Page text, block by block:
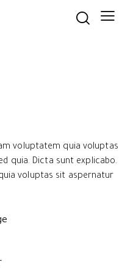
voluptatem quia voluptas
quia. Dicta sunt explicabo.
voluptas sit aspernatur